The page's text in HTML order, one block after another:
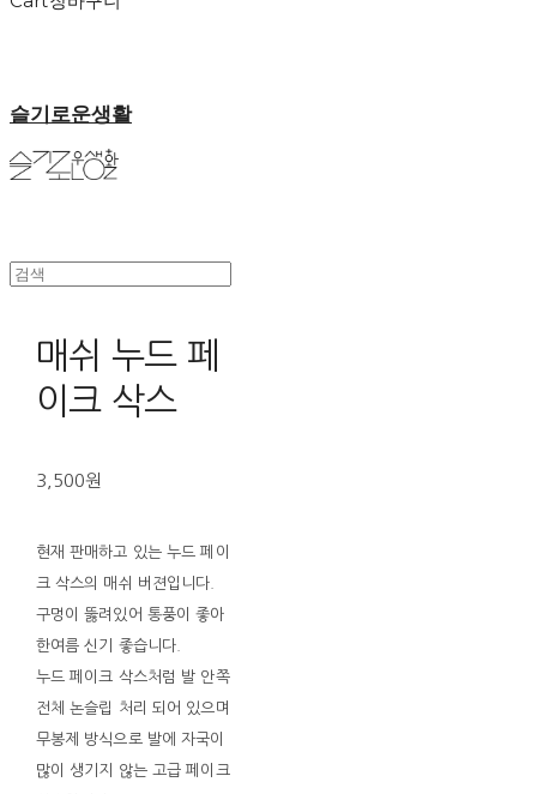
슬기로운생활
매쉬 누드 페
이크 삭스
3,500원
현재 판매하고 있는 누드 페이
크 삭스의 매쉬 버젼입니다.
구멍이 뚫려있어 통풍이 좋아
한여름 신기 좋습니다.
누드 페이크 삭스처럼 발 안쪽
전체 논슬립 처리 되어 있으며
무봉제 방식으로 발에 자국이
많이 생기지 않는 고급 페이크